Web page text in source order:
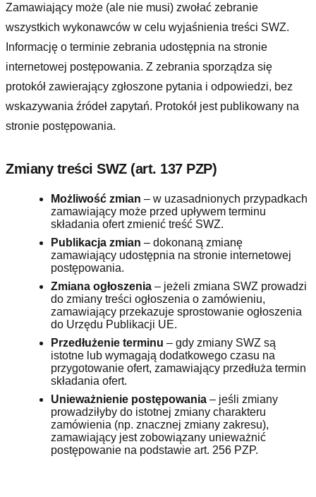
Zamawiający może (ale nie musi) zwołać zebranie
wszystkich wykonawców w celu wyjaśnienia treści SWZ.
Informację o terminie zebrania udostępnia na stronie
internetowej postępowania. Z zebrania sporządza się
protokół zawierający zgłoszone pytania i odpowiedzi, bez
wskazywania źródeł zapytań. Protokół jest publikowany na
stronie postępowania.
Zmiany treści SWZ (art. 137 PZP)
Możliwość zmian – w uzasadnionych przypadkach
zamawiający może przed upływem terminu
składania ofert zmienić treść SWZ.
Publikacja zmian – dokonaną zmianę
zamawiający udostępnia na stronie internetowej
postępowania.
Zmiana ogłoszenia – jeżeli zmiana SWZ prowadzi
do zmiany treści ogłoszenia o zamówieniu,
zamawiający przekazuje sprostowanie ogłoszenia
do Urzędu Publikacji UE.
Przedłużenie terminu – gdy zmiany SWZ są
istotne lub wymagają dodatkowego czasu na
przygotowanie ofert, zamawiający przedłuża termin
składania ofert.
Unieważnienie postępowania – jeśli zmiany
prowadziłyby do istotnej zmiany charakteru
zamówienia (np. znacznej zmiany zakresu),
zamawiający jest zobowiązany unieważnić
postępowanie na podstawie art. 256 PZP.